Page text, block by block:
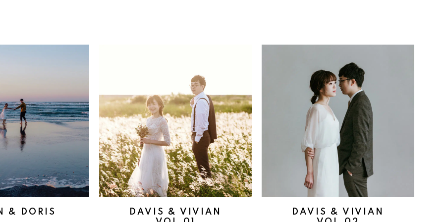
& DORIS
DAVIS & VIVIAN
DAVIS & VIVIAN